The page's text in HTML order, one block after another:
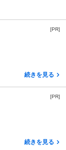
[PR]
続きを見る
[PR]
続きを見る